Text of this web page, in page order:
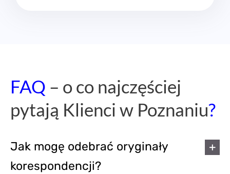
FAQ – o co najczęściej
pytają Klienci w Poznaniu?
Jak mogę odebrać oryginały
korespondencji?